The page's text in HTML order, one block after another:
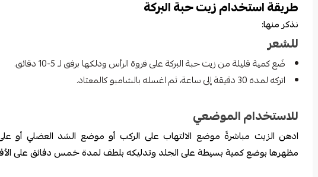
طريقة استخدام زيت حبة البركة
نذكر منها:
للشعر
ضَع كمية قليلة من زيت حبة البركة على فروة الرأس ودلكها برفق لـ 5-10 دقائق.
اتركه لمدة 30 دقيقة إلى ساعة، ثم اغسله بالشامبو كالمعتاد.
للاستخدام الموضعي
ادهن الزيت مباشرةً موضع الالتهاب على الركب أو موضع الشد العضلي أو
مظهرها بوضع كمية بسيطة على الجلد وتدليكه بلطف لمدة خمس دقائق على